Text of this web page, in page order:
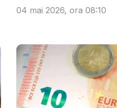
04 mai 2026, ora 08:10